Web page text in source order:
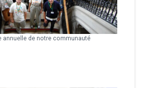
annuelle de notre communauté